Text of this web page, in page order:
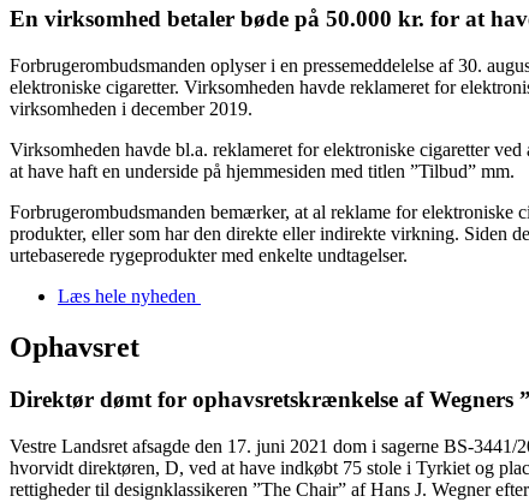
En virksomhed betaler bøde på 50.000 kr. for at
Forbrugerombudsmanden oplyser i en pressemeddelelse af 30.
elektroniske cigaretter. Virksomheden havde reklameret for
virksomheden i december 2019.
Virksomheden havde bl.a. reklameret for elektroniske cigaretter
at have haft en underside på hjemmesiden med titlen ”Tilbud” mm.
Forbrugerombudsmanden bemærker, at al reklame for elektroniske
produkter, eller som har den direkte eller indirekte virkning. Siden
urtebaserede rygeprodukter med enkelte undtagelser.
Læs hele nyheden
Ophavsret
Direktør dømt for ophavsretskrænkelse af Wegners
Vestre Landsret afsagde den 17. juni 2021 dom i sagerne BS-
hvorvidt direktøren, D, ved at have indkøbt 75 stole i Tyrkiet og
rettigheder til designklassikeren ”The Chair” af Hans J. Wegner